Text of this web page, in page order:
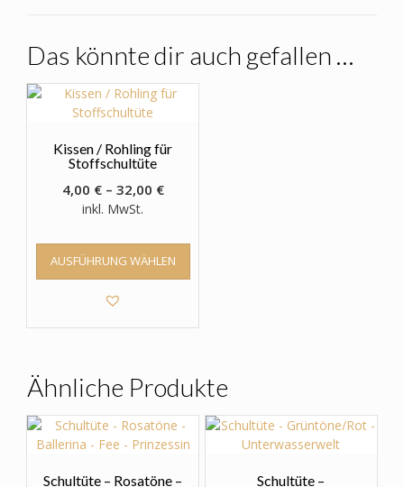
Das könnte dir auch gefallen …
Kissen / Rohling für
Stoffschultüte
4,00 €– 32,00 €
inkl. MwSt.
AUSFÜHRUNG WÄHLEN
Dieses
weist
Optionen
können
auf
der
Produktseite
Ähnliche Produkte
Schultüte – Rosatöne –
Schultüte –